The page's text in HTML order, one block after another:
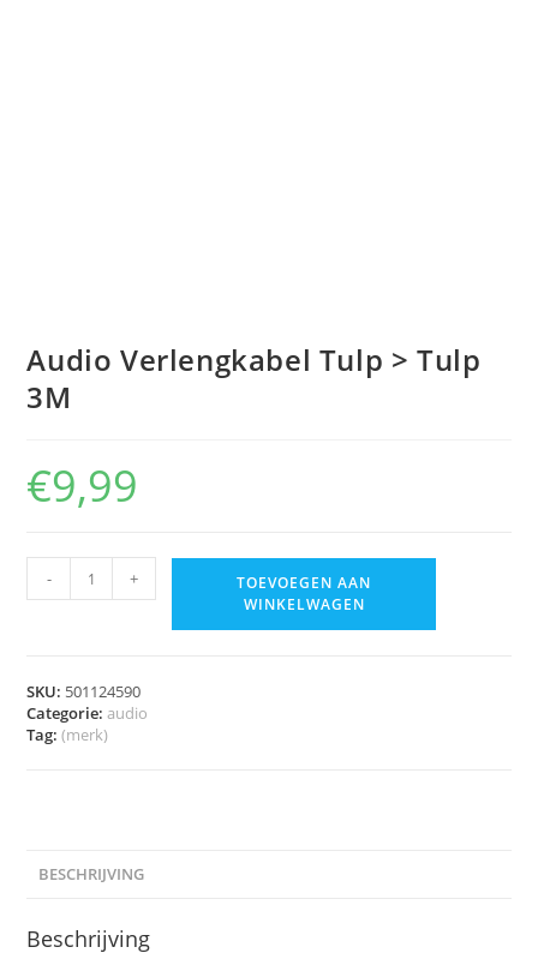
Audio Verlengkabel Tulp > Tulp
3M
€9,99
- +
TOEVOEGEN AAN
WINKELWAGEN
SKU: 501124590
Categorie:audio
Tag:(merk)
BESCHRIJVING
Beschrijving